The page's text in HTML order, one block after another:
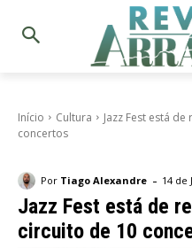
Início Cultura
Jazz Fest está
concertos
Por Tiago Alexandre - 14 de
Jazz Fest está de
circuito de 10